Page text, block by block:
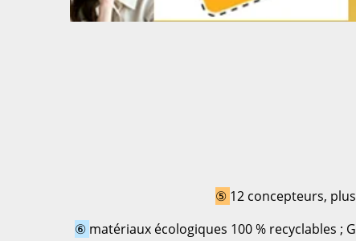
⑤ 12 concepteurs,
⑥ matériaux écologiques 100 % recyclables